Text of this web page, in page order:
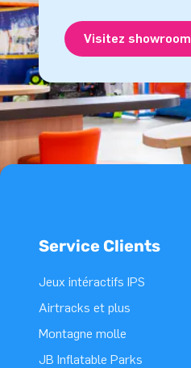
Visitez showroom
Service Clients
Jeux intéractifs IPS
Airtracks et plus
Montagne molle
JB Inflatable Parks